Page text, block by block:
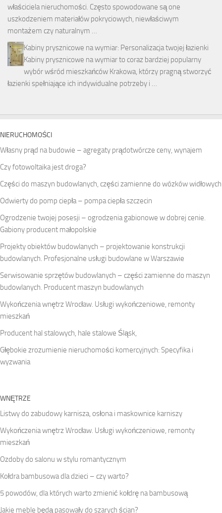
właściciela nieruchomości. Często spowodowane są one
uszkodzeniem materiałów pokryciowych, niewłaściwym
montażem czy naturalnym …
Kabiny prysznicowe na wymiar: Personalizacja twojej łazienki
Kabiny prysznicowe na wymiar to coraz bardziej popularny
wybór wśród mieszkańców Krakowa, którzy pragną stworzyć
łazienki spełniające ich indywidualne potrzeby i …
NIERUCHOMOŚCI
Własny prąd na budowie – agregaty prądotwórcze ceny, wynajem
Czy fotowoltaika jest droga?
Części do maszyn budowlanych, części zamienne do wózków widłowych
Odwierty do pomp ciepła – pompa ciepła szczecin
Ogrodzenie twojej posesji – ogrodzenia gabionowe w dobrej cenie.
Gabiony producent małopolskie
Projekty obiektów budowlanych – projektowanie konstrukcji
budowlanych. Profesjonalne usługi budowlane w Warszawie
Serwisowanie sprzętów budowlanych – części zamienne do maszyn
budowlanych. Producent maszyn budowlanych
Wykończenia wnętrz Wrocław. Usługi wykończeniowe, remonty
mieszkań
Producent hal stalowych, hale stalowe Śląsk,
Głębokie zrozumienie nieruchomości komercyjnych: Specyfika i
wyzwania
WNĘTRZE
Listwy do zabudowy karnisza, osłona i maskownice karniszy
Wykończenia wnętrz Wrocław. Usługi wykończeniowe, remonty
mieszkań
Ozdoby do salonu w stylu romantycznym
Kołdra bambusowa dla dzieci – czy warto?
5 powodów, dla których warto zmienić kołdrę na bambusową
Jakie meble będą pasowały do szarych ścian?